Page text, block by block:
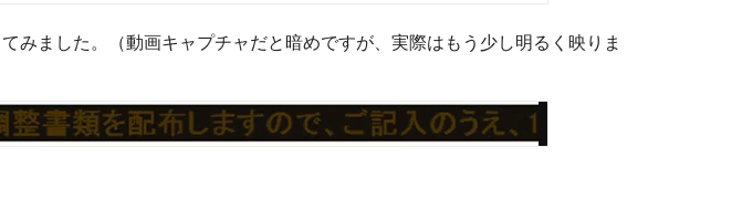
みました。（動画キャプチャだと暗めですが、実際はもう少し明るく映りま